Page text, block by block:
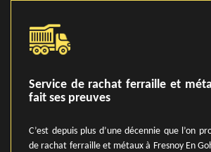
Service de rachat ferraille et
fait ses preuves
C’est depuis plus d’une décennie que l’on
de rachat ferraille et métaux à Fresnoy En